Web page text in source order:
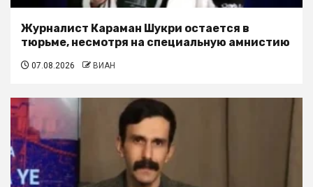
Журналист Караман Шукри остается в
тюрьме, несмотря на специальную амнистию
07.08.2026 ВИАН